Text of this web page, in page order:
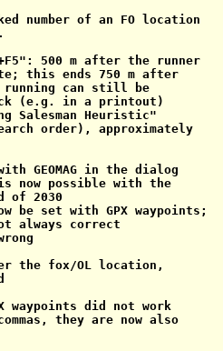
number of an FO location
500 m after the runner
this ends 750 m after
can still be
(e.g. in a printout)
Salesman Heuristic"
order), approximately
GEOMAG in the dialog
now possible with the
of 2030
be set with GPX waypoints;
always correct
the fox/OL location,
did not work
they are now also